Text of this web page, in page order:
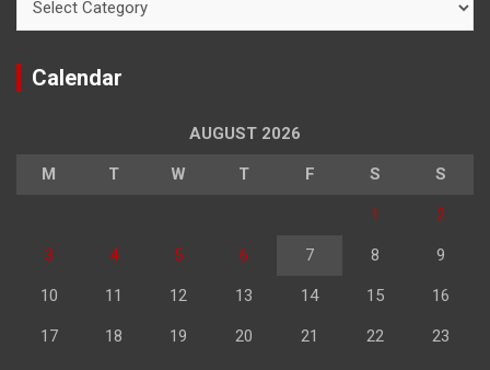
Calendar
AUGUST 2026
M T W T F S S
1 2
3 4 5 6 7 8 9
10 11 12 13 14 15 16
17 18 19 20 21 22 23